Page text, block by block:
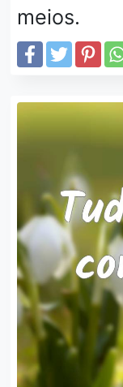
meios.